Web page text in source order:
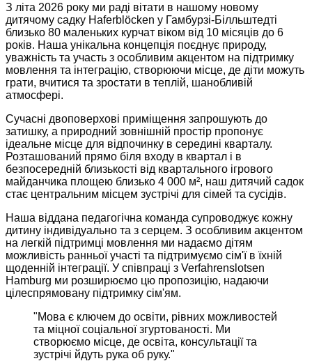
З літа 2026 року ми раді вітати в нашому новому
дитячому садку Haferblöcken у Гамбурзі-Білльштедті
близько 80 маленьких курчат віком від 10 місяців до 6
років. Наша унікальна концепція поєднує природу,
уважність та участь з особливим акцентом на підтримку
мовлення та інтеграцію, створюючи місце, де діти можуть
грати, вчитися та зростати в теплій, шанобливій
атмосфері.
Сучасні двоповерхові приміщення запрошують до
затишку, а природний зовнішній простір пропонує
ідеальне місце для відпочинку в середині кварталу.
Розташований прямо біля входу в квартал і в
безпосередній близькості від квартального ігрового
майданчика площею близько 4 000 м², наш дитячий садок
стає центральним місцем зустрічі для сімей та сусідів.
Наша віддана педагогічна команда супроводжує кожну
дитину індивідуально та з серцем. З особливим акцентом
на легкій підтримці мовлення ми надаємо дітям
можливість ранньої участі та підтримуємо сім'ї в їхній
щоденній інтеграції. У співпраці з Verfahrenslotsen
Hamburg ми розширюємо цю пропозицію, надаючи
цілеспрямовану підтримку сім'ям.
"Мова є ключем до освіти, рівних можливостей
та міцної соціальної згуртованості. Ми
створюємо місце, де освіта, консультації та
зустрічі йдуть рука об руку."